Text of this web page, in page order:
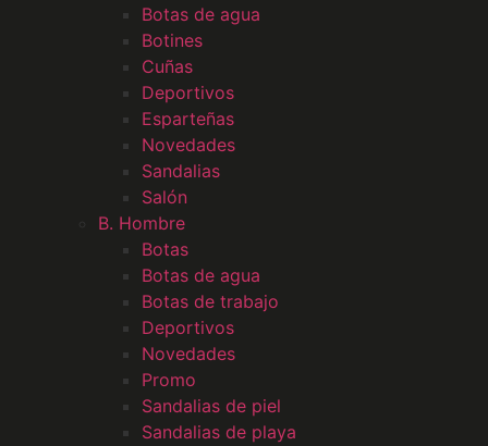
Botas de agua
Botines
Cuñas
Deportivos
Esparteñas
Novedades
Sandalias
Salón
B. Hombre
Botas
Botas de agua
Botas de trabajo
Deportivos
Novedades
Promo
Sandalias de piel
Sandalias de playa